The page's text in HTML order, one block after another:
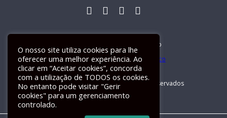
Livro de Reclamações Electrónico
GALILEU 2026 © Todos os direitos reservados
O nosso site utiliza cookies para lhe
oferecer uma melhor experiência. Ao
clicar em “Aceitar cookies”, concorda
com a utilização de TODOS os cookies.
No entanto pode visitar "Gerir
cookies" para um gerenciamento
controlado.